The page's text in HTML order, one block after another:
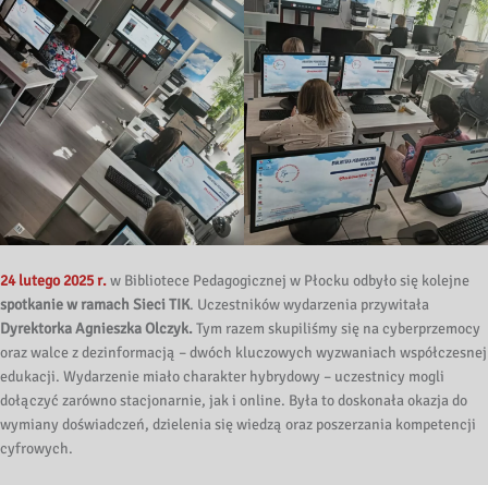
24 lutego 2025 r.w Bibliotece Pedagogicznej w Płocku odbyło się kolejne
spotkanie w ramach Sieci TIK. Uczestników wydarzenia przywitała
Dyrektorka Agnieszka Olczyk. Tym razem skupiliśmy się na cyberprzemocy
oraz walce z dezinformacją – dwóch kluczowych wyzwaniach współczesnej
edukacji. Wydarzenie miało charakter hybrydowy – uczestnicy mogli
dołączyć zarówno stacjonarnie, jak i online. Była to doskonała okazja do
wymiany doświadczeń, dzielenia się wiedzą oraz poszerzania kompetencji
cyfrowych.